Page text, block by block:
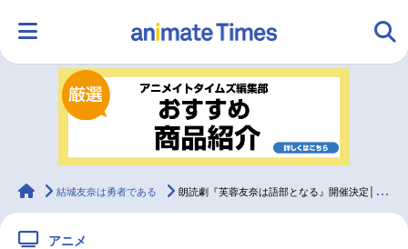
ランキング アニメ
ラジオ みんなの声
animateTimes
結城友奈は勇者である 朗読劇『芙蓉友奈は語部となる』開催決定│照井春佳、杉山里穂ら出演
アニメ